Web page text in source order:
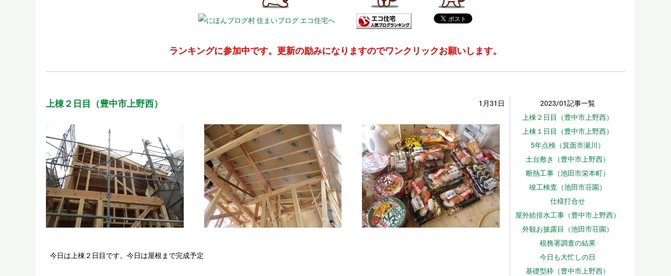
ランキングに参加中です。更新の励みになりますのでワンクリックお願いします。
上棟２日目（豊中市上野西） 1月31日
今日は上棟２日目です。今日は屋根まで完成予定
2023/01記事一覧
上棟２日目（豊中市上野西）
上棟１日目（豊中市上野西）
5年点検（箕面市瀬川）
土台敷き（豊中市上野西）
断熱工事（池田市栄本町）
竣工検査（池田市荘園）
仕様打合せ
屋外給排水工事（豊中市上野西）
外観お披露目（池田市荘園）
税務署調査の結果
今日も大忙しの日
基礎型枠（豊中市上野西）